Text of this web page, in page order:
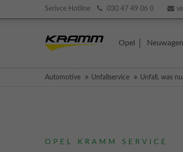
Benutzername
Serivce Hotline 030 47 49 06 0
Opel Neuwagen
Automotive Unfallservice Unfall, was
OPEL KRAMM SERVICE